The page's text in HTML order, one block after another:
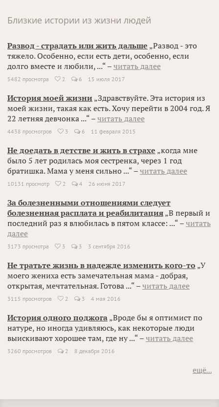
Близкие истории из жизни людей
Развод - страдать или жить дальше „Развод - это
тяжело. Особенно, если есть дети, особенно, если
долго вместе и любили, ...“ – читать далее
5482 просмотра  2 6 15 июля 2017
История моей жизни „Здравствуйте. Эта история из
моей жизни, такая как есть. Хочу перейти в 2004 год. Я
22 летняя девчонка ...“ – читать далее
4438 просмотров  3 6 11 февраля 2015
Не доедать в детстве и жить в страхе „когда мне
было 5 лет родилась моя сестренка, через 1 год
братишка. Мама у меня сильно ...“ – читать далее
10131 просмотр  2 4 26 июня 2017
За болезненными отношениями следует
болезненная расплата и реабилитация „В первый и
последний раз я влюбилась в пятом классе: ...“ – читать
далее
3173 просмотра  3 3 3 сентября 2016
Не тратьте жизнь в надежде изменить кого-то „У
моего жениха есть замечательная мама - добрая,
открытая, мечтательная. Готова ...“ – читать далее
3115 просмотров  2 3 4 мая 2016
История одного поджога „Вроде бы я оптимист по
натуре, но иногда удивляюсь, как некоторые люди
выискивают хорошее там, где ну ...“ – читать далее
3260 просмотров 2 8 декабря 2016
ещё...